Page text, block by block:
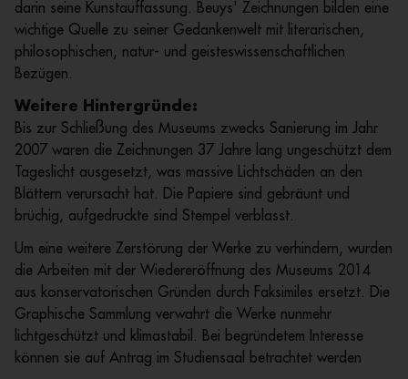
darin seine Kunstauffassung. Beuys' Zeichnungen bilden eine
wichtige Quelle zu seiner Gedankenwelt mit literarischen,
philosophischen, natur- und geisteswissenschaftlichen
Bezügen.
Weitere Hintergründe:
Bis zur Schließung des Museums zwecks Sanierung im Jahr
2007 waren die Zeichnungen 37 Jahre lang ungeschützt dem
Tageslicht ausgesetzt, was massive Lichtschäden an den
Blättern verursacht hat. Die Papiere sind gebräunt und
brüchig, aufgedruckte sind Stempel verblasst.
Um eine weitere Zerstörung der Werke zu verhindern, wurden
die Arbeiten mit der Wiedereröffnung des Museums 2014
aus konservatorischen Gründen durch Faksimiles ersetzt. Die
Graphische Sammlung verwahrt die Werke nunmehr
lichtgeschützt und klimastabil. Bei begründetem Interesse
können sie auf Antrag im Studiensaal betrachtet werden